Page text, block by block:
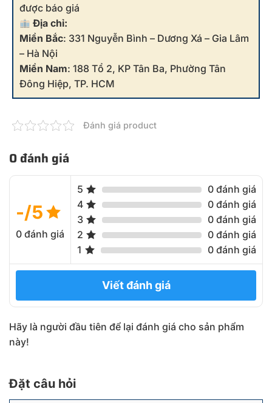
được báo giá
Địa chỉ:
Miền Bắc: 331 Nguyễn Bình – Dương Xá – Gia Lâm
– Hà Nội
Miền Nam: 188 Tổ 2, KP Tân Ba, Phường Tân
Đông Hiệp, TP. HCM
Đánh giá product
0 đánh giá
-/5
0 đánh giá
5
0 đánh giá
4
0 đánh giá
3
0 đánh giá
2
0 đánh giá
1
0 đánh giá
Viết đánh giá
Hãy là người đầu tiên để lại đánh giá cho sản phẩm
này!
Đặt câu hỏi